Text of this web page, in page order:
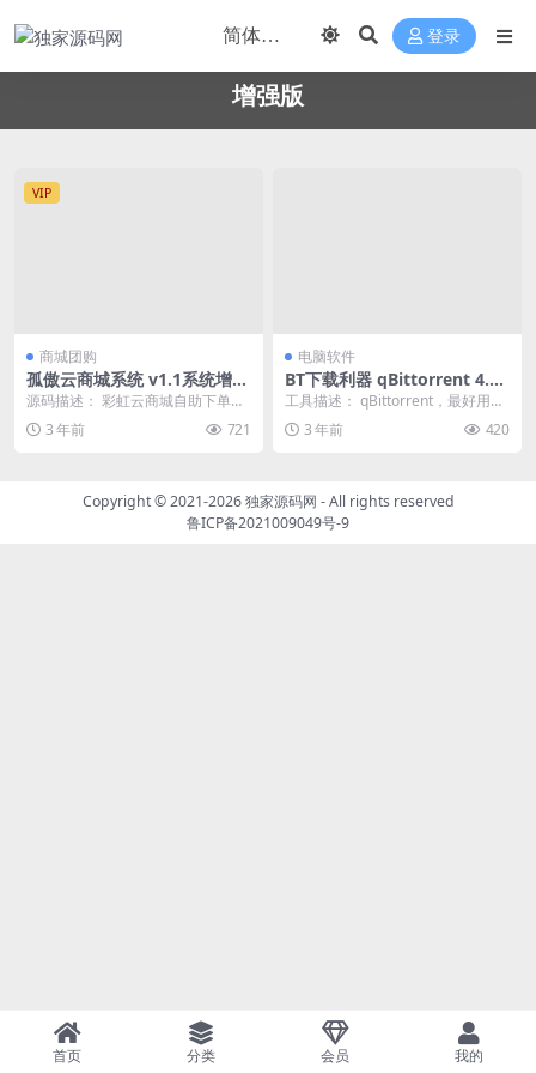
登录
增强版
VIP
商城团购
孤傲云商城系统 v1.1系统增强
版卡密自助下单系统(彩虹云商
源码描述： 彩虹云商城自助下单系
统独立版程序：这系统用于自动发
卡密、代刷系统比较...
3 年前 721
电脑软件
BT下载利器 qBittorrent 4.5.
3.10 便携增强版
工具描述： qBittorrent，最好用的
免费开源BitTorrent客户端，...
3 年前 420
Copyright © 2021-2026独家源码网 - All rights reserved
鲁ICP备2021009049号-9
首页 分类 会员 我的